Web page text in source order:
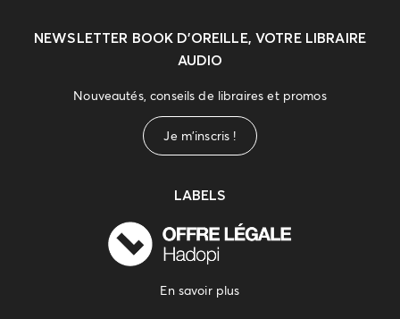
NEWSLETTER BOOK D’OREILLE, VOTRE LIBRAIRE
AUDIO
Nouveautés, conseils de libraires et promos
Je m'inscris !
LABELS
En savoir plus